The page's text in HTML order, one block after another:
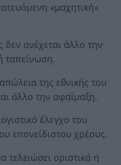
«μαχητική»
ανέχεται άλλο την
ταπείνωση.
της εθνικής του
άλλο την αφαίμαξη.
έλεγχο του
επονείδιστου χρέους.
τελειώσει οριστικά η